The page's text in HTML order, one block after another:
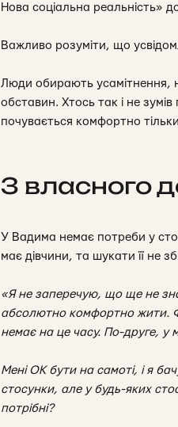
Нова соціальна реальність»
Важливо розуміти, що
Люди обирають усамітнення,
обставин. Хтось так і не
почувається комфортно
З власного
У Вадима немає потреби у
має дівчини, та шукати її не
«Я не заперечую, що ще не
абсолютно комфортно жити.
немає на це часу. По-друге, у
Мені ОК бути на самоті, і я
стосунки, але у будь-яких
потрібні?